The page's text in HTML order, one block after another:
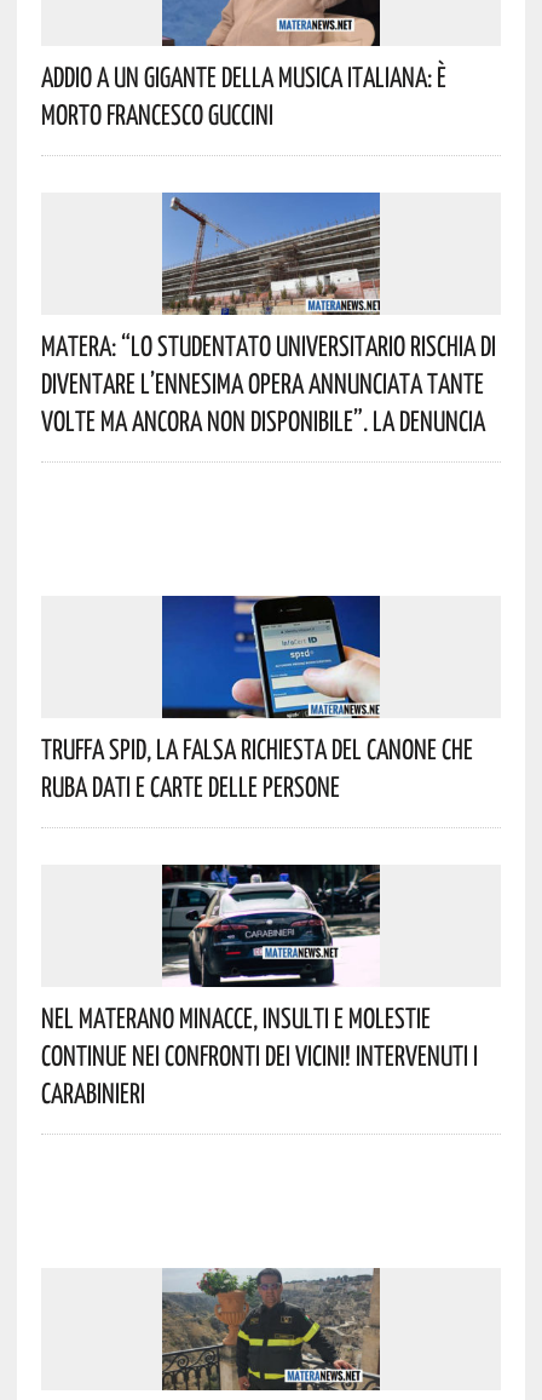
Addio A Un Gigante Della Musica Italiana: È
Morto Francesco Guccini
Matera: “Lo Studentato Universitario Rischia Di
Diventare L’ennesima Opera Annunciata Tante
Volte Ma Ancora Non Disponibile”. La Denuncia
Truffa Spid, La Falsa Richiesta Del Canone Che
Ruba Dati E Carte Delle Persone
Nel Materano Minacce, Insulti E Molestie
Continue Nei Confronti Dei Vicini! Intervenuti I
Carabinieri